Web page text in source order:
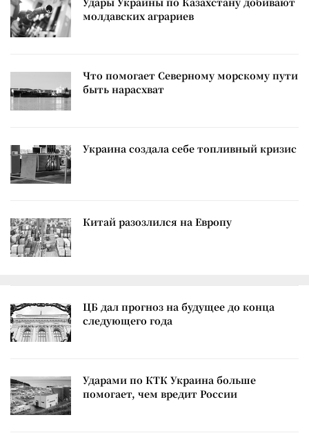
молдавских аграриев
Что помогает Северному морскому пути
быть нарасхват
Украина создала себе топливный кризис
Китай разозлился на Европу
ЦБ дал прогноз на будущее до конца
следующего года
Ударами по КТК Украина больше
помогает, чем вредит России